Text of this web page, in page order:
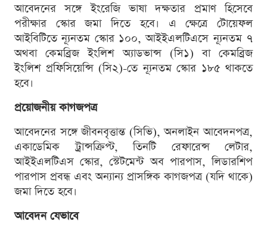
আবেদনের সঙ্গে ইংরেজি ভাষা দক্ষতার প্রমাণ হিসেবে
পরীক্ষার স্কোর জমা দিতে হবে। এ ক্ষেত্রে টোয়েফল
আইবিটিতে ন্যূনতম স্কোর ১০০, আইইএলটিএসে ন্যূনতম ৭
অথবা কেমব্রিজ ইংলিশ অ্যাডভান্স (সি১) বা কেমব্রিজ
ইংলিশ প্রফিসিয়েন্সি (সি২)-তে ন্যূনতম স্কোর ১৮৫ থাকতে
হবে।
প্রয়োজনীয় কাগজপত্র
আবেদনের সঙ্গে জীবনবৃত্তান্ত (সিভি), অনলাইন আবেদনপত্র,
একাডেমিক ট্রান্সক্রিপ্ট, তিনটি রেফারেন্স লেটার,
আইইএলটিএস স্কোর, স্টেটমেন্ট অব পারপাস, লিডারশিপ
পারপাস প্রবন্ধ এবং অন্যান্য প্রাসঙ্গিক কাগজপত্র (যদি থাকে)
জমা দিতে হবে।
আবেদন যেভাবে